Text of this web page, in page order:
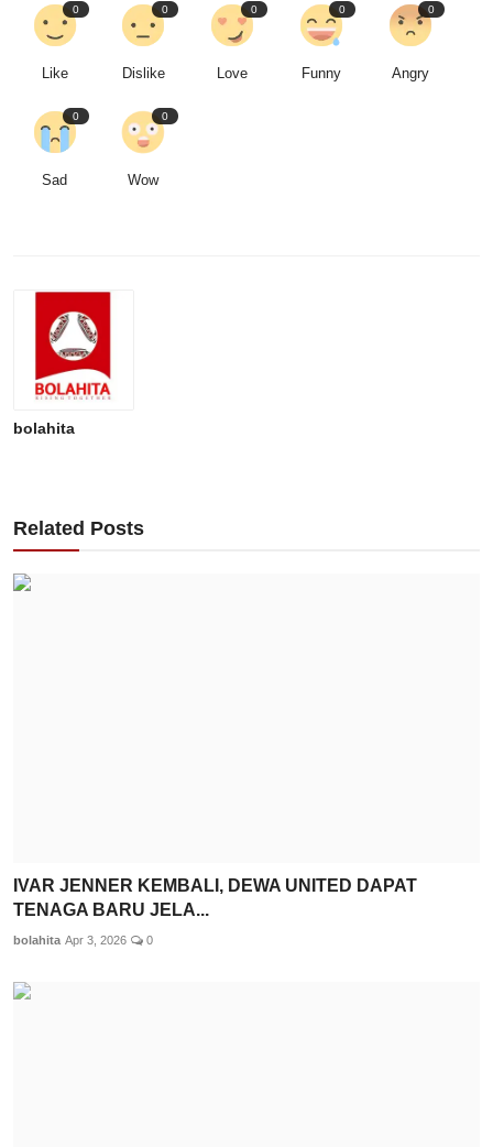
0
Like
0
Dislike
0
Love
0
Funny
0
Angry
0
Sad
0
Wow
bolahita
Related Posts
IVAR JENNER KEMBALI, DEWA UNITED DAPAT
TENAGA BARU JELA...
bolahita Apr 3, 2026 0